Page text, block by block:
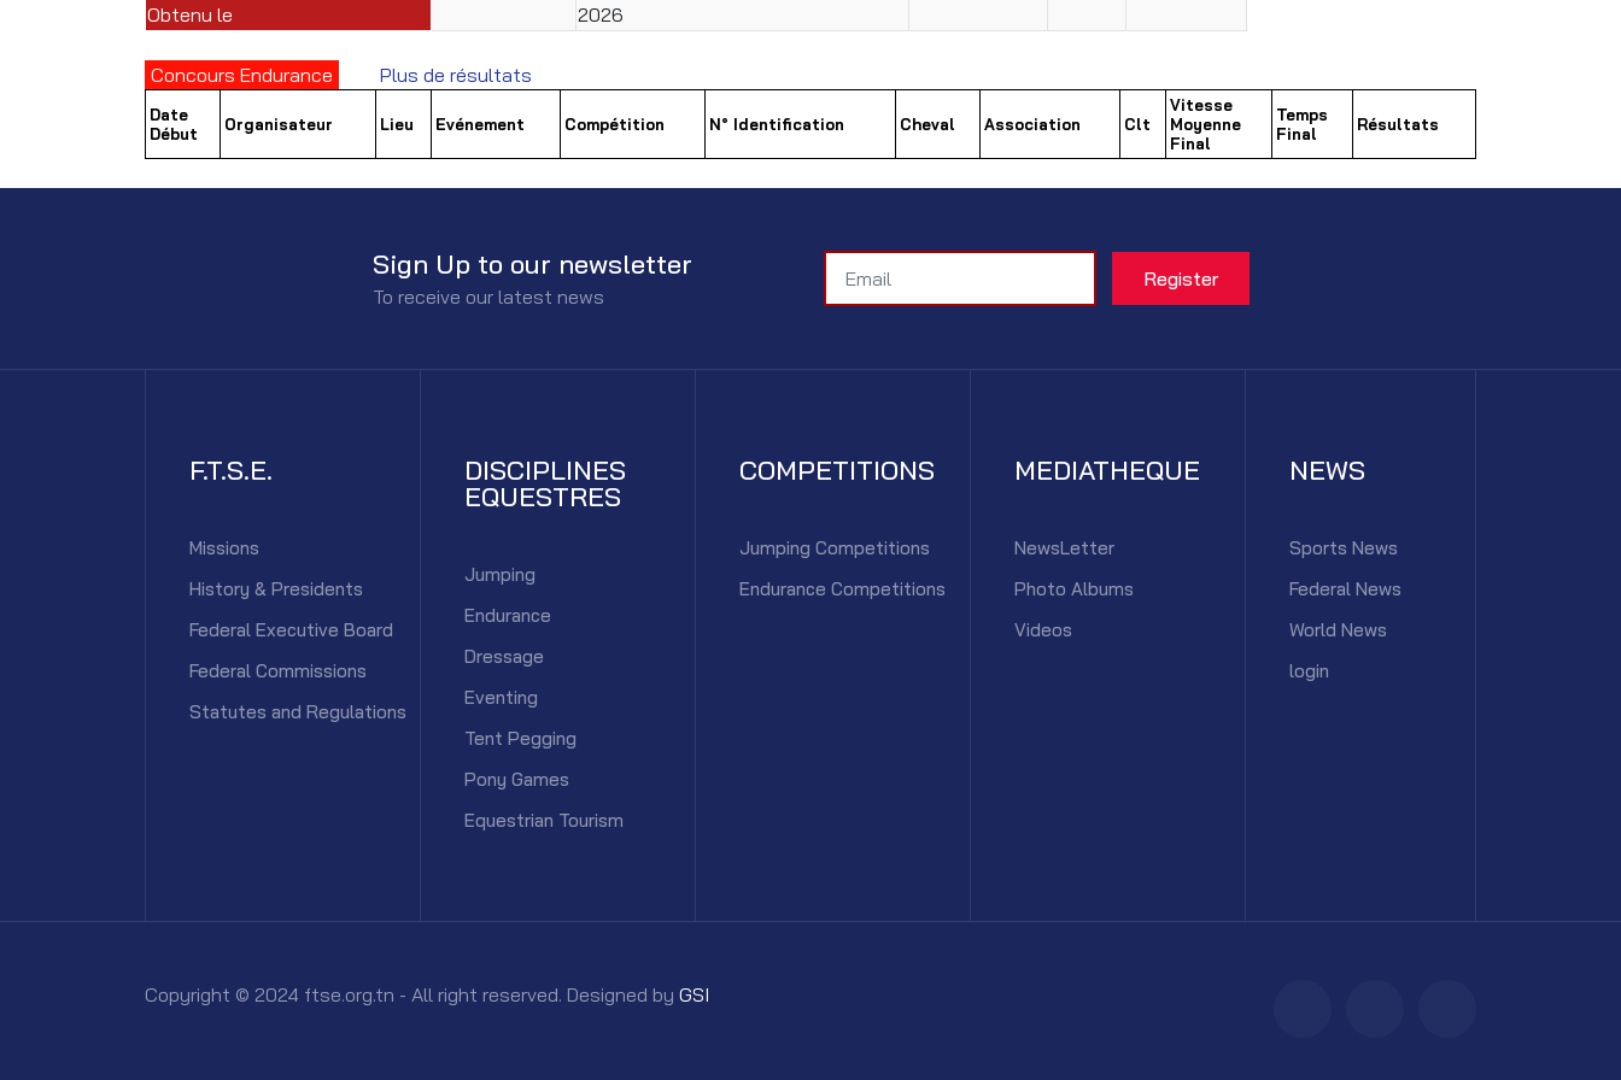
Obtenu le
2026
Concours Endurance Plus de résultats
Date
Début
Organisateur Lieu Evénement Compétition N° Identification Cheval Association Clt
Vitesse
Moyenne
Final
Temps
Final
Résultats
Sign Up to our newsletter
To receive our latest news
F.T.S.E.
Missions
History & Presidents
Federal Executive Board
Federal Commissions
Statutes and Regulations
DISCIPLINES
EQUESTRES
Jumping
Endurance
Dressage
Eventing
Tent Pegging
Pony Games
Equestrian Tourism
COMPETITIONS
Jumping Competitions
Endurance Competitions
MEDIATHEQUE
NewsLetter
Photo Albums
Videos
NEWS
Sports News
Federal News
World News
login
Copyright © 2024 ftse.org.tn - All right reserved. Designed by GSI